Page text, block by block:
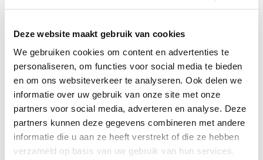
Deze website maakt gebruik van cookies
We gebruiken cookies om content en advertenties te
personaliseren, om functies voor social media te bieden
en om ons websiteverkeer te analyseren. Ook delen we
informatie over uw gebruik van onze site met onze
partners voor social media, adverteren en analyse. Deze
partners kunnen deze gegevens combineren met andere
informatie die u aan ze heeft verstrekt of die ze hebben
verzameld op basis van uw gebruik van hun services.
Rembrandt M&A heeft de verkopers begeleid bij
het realiseren van deze transactie.
Kinderparadijs Jansen & Jansen
Kinderparadijs Jansen & Jansen is een
kinderdagverblijf en en buitenschoolse opvang
opgericht in 2001. Verspreid over vijf vestigingen
in Utrecht biedt Kinderparadijs Jansen & Jansen
kwalitatief hoogwaardige en persoonlijke